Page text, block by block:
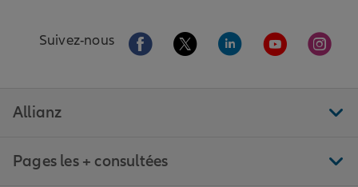
Suivez-nous Aller sur la page Facebook de Allianz
Aller sur la page Twitter de
Aller sur la page
Aller sur la
Aller
Allianz
Pages les + consultées